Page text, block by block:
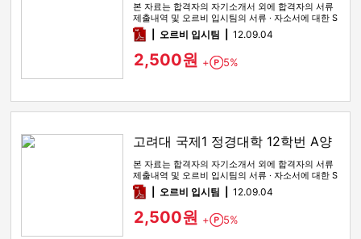
본 자료는 합격자의 자기소개서 외에 합격자의 서류
제출내역 및 오르비 입시팀의 서류 · 자소서에 대한 S
WOT 분석이 포함돼 …
pdf오르비 입시팀 12.09.04
2,500원 + Point
5%
고려대 국제1 정경대학 12학번 A양
본 자료는 합격자의 자기소개서 외에 합격자의 서류
제출내역 및 오르비 입시팀의 서류 · 자소서에 대한 S
WOT 분석이 포함돼 …
pdf오르비 입시팀 12.09.04
2,500원 + Point
5%